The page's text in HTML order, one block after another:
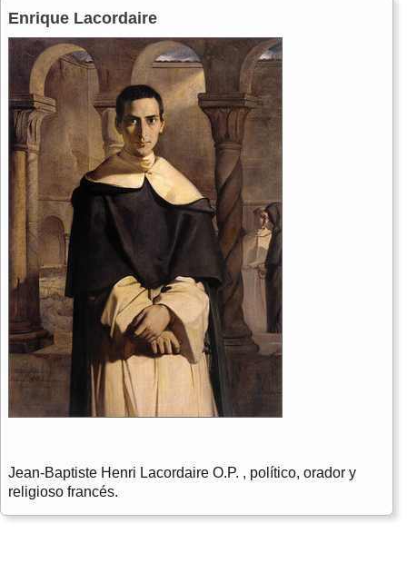
Enrique Lacordaire
Jean-Baptiste Henri Lacordaire O.P. , político, orador y
religioso francés.